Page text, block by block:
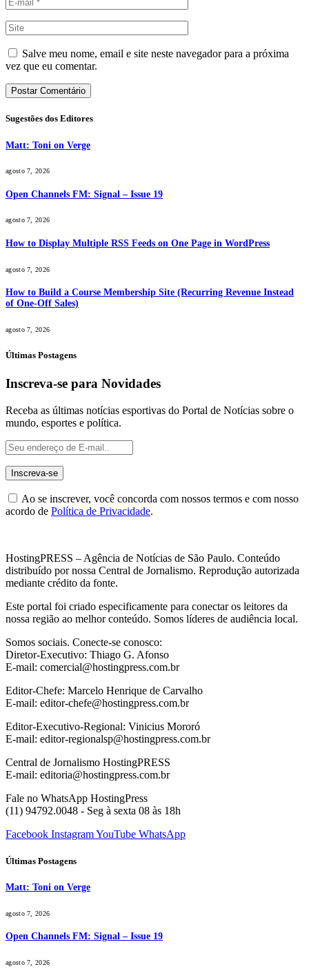
Salve meu nome, email e site neste navegador para a próxima
vez que eu comentar.
Sugestões dos Editores
Matt: Toni on Verge
agosto 7, 2026
Open Channels FM: Signal – Issue 19
agosto 7, 2026
How to Display Multiple RSS Feeds on One Page in WordPress
agosto 7, 2026
How to Build a Course Membership Site (Recurring Revenue Instead
of One-Off Sales)
agosto 7, 2026
Últimas Postagens
Inscreva-se para Novidades
Receba as últimas notícias esportivas do Portal de Notícias sobre o
mundo, esportes e política.
Ao se inscrever, você concorda com nossos termos e com nosso
acordo de Política de Privacidade.
HostingPRESS – Agência de Notícias de São Paulo. Conteúdo
distribuído por nossa Central de Jornalismo. Reprodução autorizada
mediante crédito da fonte.
Este portal foi criado especificamente para conectar os leitores da
nossa região ao melhor conteúdo. Somos líderes de audiência local.
Somos sociais. Conecte-se conosco:
Diretor-Executivo: Thiago G. Afonso
E-mail: comercial@hostingpress.com.br
Editor-Chefe: Marcelo Henrique de Carvalho
E-mail: editor-chefe@hostingpress.com.br
Editor-Executivo-Regional: Vinicius Mororó
E-mail: editor-regionalsp@hostingpress.com.br
Central de Jornalismo HostingPRESS
E-mail: editoria@hostingpress.com.br
Fale no WhatsApp HostingPress
(11) 94792.0048 - Seg à sexta 08 às 18h
Facebook InstagramYouTube WhatsApp
Últimas Postagens
Matt: Toni on Verge
agosto 7, 2026
Open Channels FM: Signal – Issue 19
agosto 7, 2026